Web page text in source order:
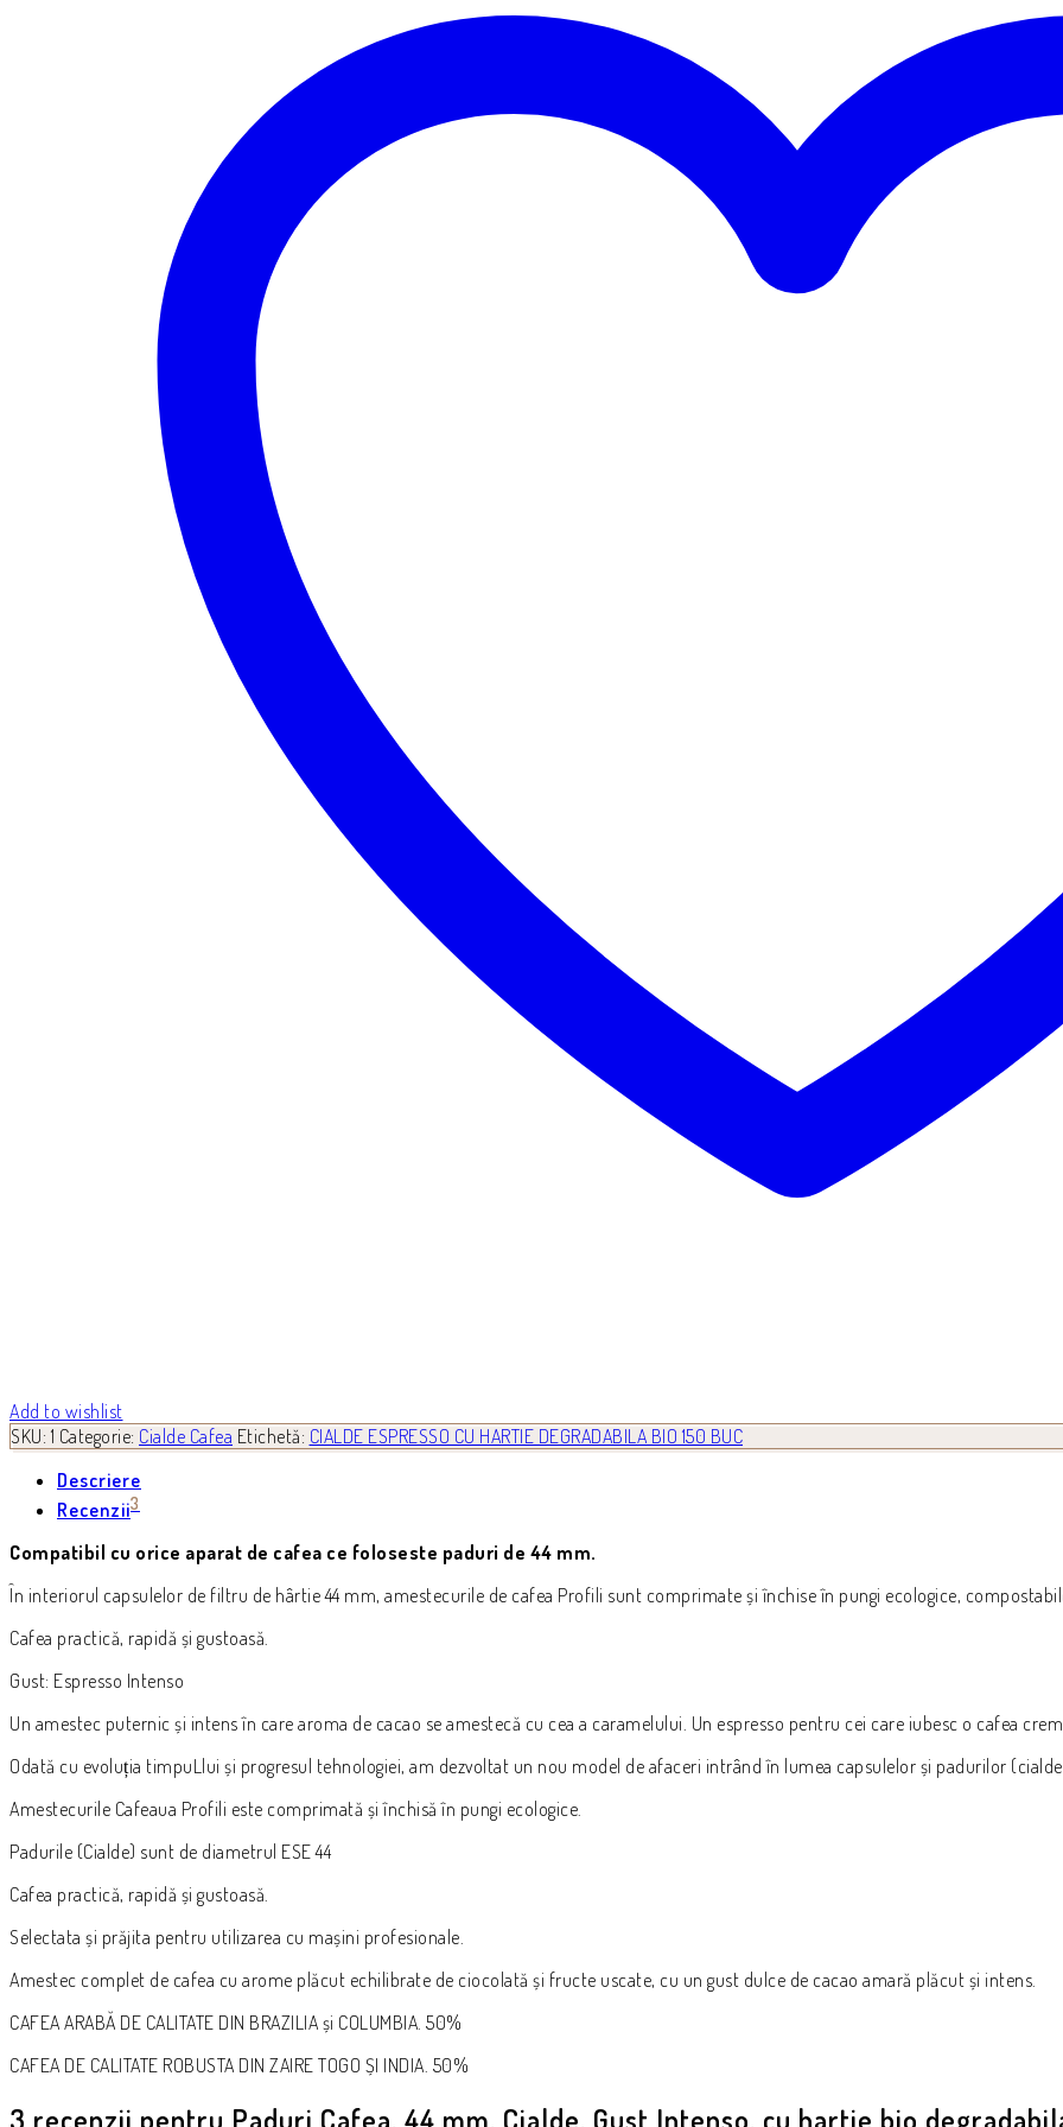
Add to wishlist
SKU: 1 Categorie: Cialde Cafea Etichetă: CIALDE ESPRESSO CU HARTIE DEGRADABILA BIO 150 BUC
Descriere
Recenzii3
Compatibil cu orice aparat de cafea ce foloseste paduri de 44 mm.
În interiorul capsulelor de filtru de hârtie 44 mm, amestecurile de cafea Profili sunt comprimate și închise în pungi ecologice,
Cafea practică, rapidă și gustoasă.
Gust: Espresso Intenso
Un amestec puternic și intens în care aroma de cacao se amestecă cu cea a caramelului. Un espresso pentru cei care iubesc o cafea
Odată cu evoluția timpuLlui și progresul tehnologiei, am dezvoltat un nou model de afaceri intrând în lumea capsulelor și padurilor
Amestecurile Cafeaua Profili este comprimată și închisă în pungi ecologice.
Padurile (Cialde) sunt de diametrul ESE 44
Cafea practică, rapidă și gustoasă.
Selectata și prăjita pentru utilizarea cu mașini profesionale.
Amestec complet de cafea cu arome plăcut echilibrate de ciocolată și fructe uscate, cu un gust dulce de cacao amară plăcut și intens.
CAFEA ARABĂ DE CALITATE DIN BRAZILIA și COLUMBIA. 50%
CAFEA DE CALITATE ROBUSTA DIN ZAIRE TOGO ȘI INDIA. 50%
3 recenzii pentru Paduri Cafea, 44 mm, Cialde, Gust Intenso, cu hartie bio